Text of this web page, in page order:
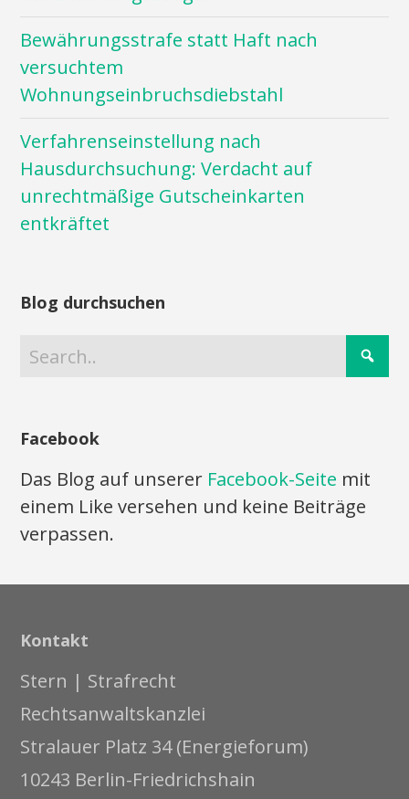
Bewährungsstrafe statt Haft nach
versuchtem
Wohnungseinbruchsdiebstahl
Verfahrenseinstellung nach
Hausdurchsuchung: Verdacht auf
unrechtmäßige Gutscheinkarten
entkräftet
Blog durchsuchen
Facebook
Das Blog auf unserer Facebook-Seite mit
einem Like versehen und keine Beiträge
verpassen.
Kontakt
Stern | Strafrecht
Rechtsanwaltskanzlei
Stralauer Platz 34 (Energieforum)
10243 Berlin-Friedrichshain